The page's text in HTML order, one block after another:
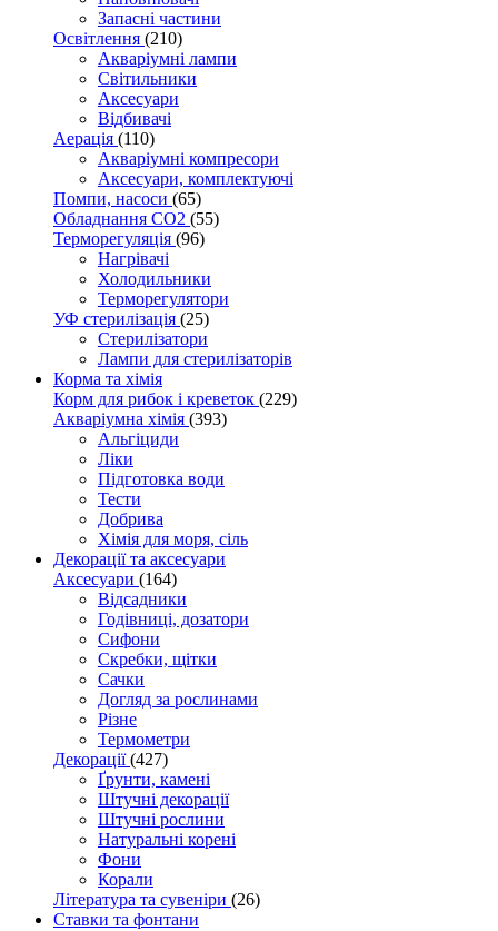
Запасні частини
Освітлення (210)
Акваріумні лампи
Світильники
Аксесуари
Відбивачі
Аерація (110)
Акваріумні компресори
Аксесуари, комплектуючі
Помпи, насоси (65)
Обладнання CO2 (55)
Терморегуляція (96)
Нагрівачі
Холодильники
Терморегулятори
УФ стерилізація (25)
Стерилізатори
Лампи для стерилізаторів
Корма та хімія
Корм для рибок і креветок (229)
Акваріумна хімія (393)
Альгіциди
Ліки
Підготовка води
Тести
Добрива
Хімія для моря, сіль
Декорації та аксесуари
Аксесуари (164)
Відсадники
Годівниці, дозатори
Сифони
Скребки, щітки
Сачки
Догляд за рослинами
Різне
Термометри
Декорації(427)
Ґрунти, камені
Штучні декорації
Штучні рослини
Натуральні корені
Фони
Корали
Література та сувеніри (26)
Ставки та фонтани